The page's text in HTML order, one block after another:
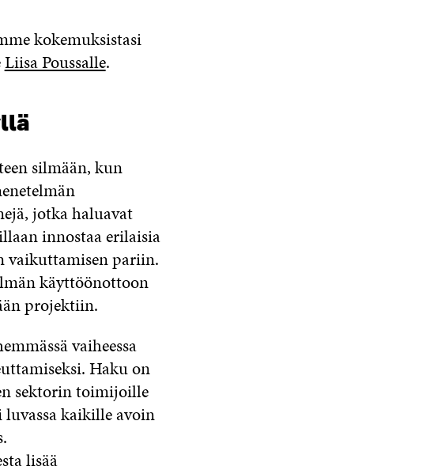
kokemuksistasi
Liisa Poussalle.
silmään, kun
jotka haluavat
innostaa erilaisia
vaikuttamisen pariin.
käyttöönottoon
projektiin.
vaiheessa
Haku on
sektorin toimijoille
kaikille avoin
lisää